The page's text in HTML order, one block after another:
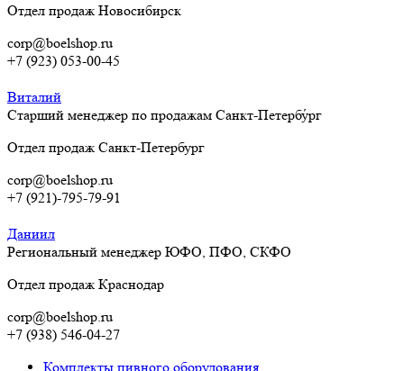
Отдел продаж Новосибирск
corp@boelshop.ru
+7 (923) 053-00-45
Виталий
Старший менеджер по продажам Санкт-Петербу́рг
Отдел продаж Санкт-Петербург
corp@boelshop.ru
+7 (921)-795-79-91
Даниил
Региональный менеджер ЮФО, ПФО, СКФО
Отдел продаж Краснодар
corp@boelshop.ru
+7 (938) 546-04-27
Комплекты пивного оборудования